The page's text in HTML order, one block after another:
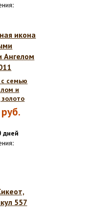
:
семью
и
руб.
дней
: